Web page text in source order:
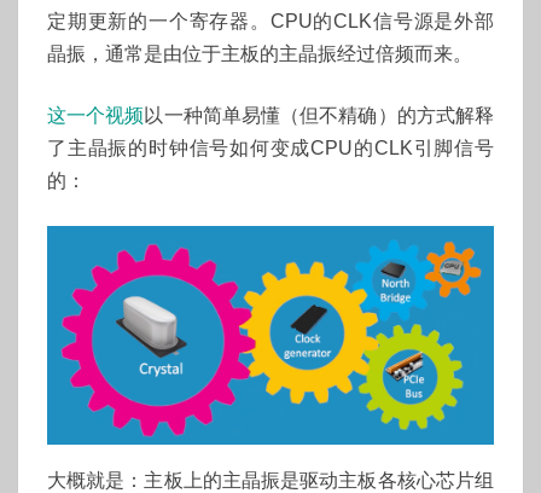
定期更新的一个寄存器。CPU的CLK信号源是外部
晶振，通常是由位于主板的主晶振经过倍频而来。
这一个视频 以一种简单易懂（但不精确）的方式解释
了主晶振的时钟信号如何变成CPU的CLK引脚信号
的：
大概就是：主板上的主晶振是驱动主板各核心芯片组